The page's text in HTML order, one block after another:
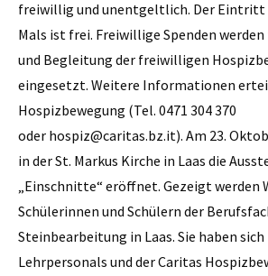
freiwillig und unentgeltlich. Der Eintritt
Mals ist frei. Freiwillige Spenden
und Begleitung der freiwilligen
eingesetzt. Weitere Informationen
Hospizbewegung (Tel. 0471 304 370
oder hospiz@caritas.bz.it). Am 23.
in der St. Markus Kirche in Laas die
„Einschnitte“ eröffnet. Gezeigt werden
Schülerinnen und Schülern der
Steinbearbeitung in Laas. Sie haben
Lehrpersonals und der Caritas